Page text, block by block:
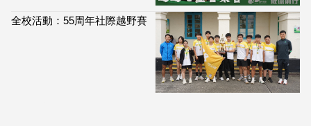
全校活動：55周年社際越野賽